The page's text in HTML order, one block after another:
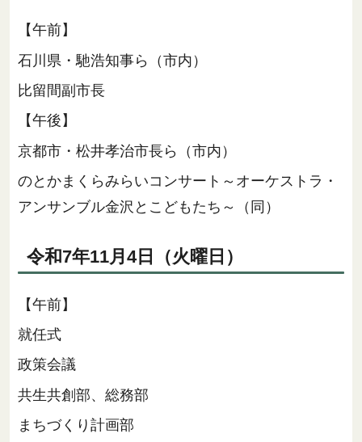
【午前】
石川県・馳浩知事ら（市内）
比留間副市長
【午後】
京都市・松井孝治市長ら（市内）
のとかまくらみらいコンサート～オーケストラ・
アンサンブル金沢とこどもたち～（同）
令和7年11月4日（火曜日）
【午前】
就任式
政策会議
共生共創部、総務部
まちづくり計画部